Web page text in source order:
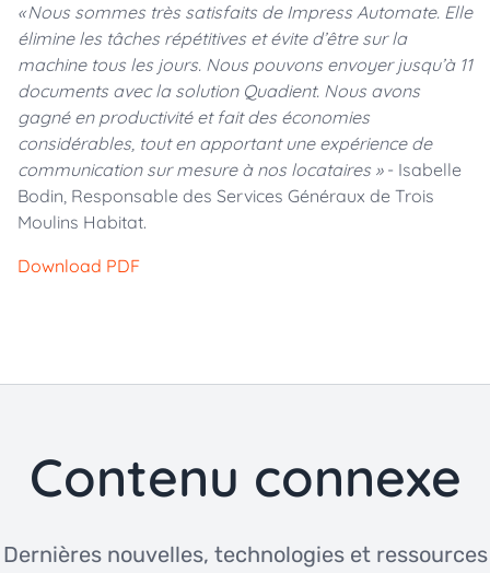
« Nous sommes très satisfaits de Impress Automate. Elle
élimine les tâches répétitives et évite d’être sur la
machine tous les jours. Nous pouvons envoyer jusqu’à 11
documents avec la solution Quadient. Nous avons
gagné en productivité et fait des économies
considérables, tout en apportant une expérience de
communication sur mesure à nos locataires »- Isabelle
Bodin, Responsable des Services Généraux de Trois
Moulins Habitat.
Download PDF
Contenu connexe
Dernières nouvelles, technologies et ressources